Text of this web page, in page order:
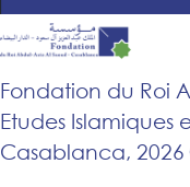
Fondation du Roi
Etudes Islamiques
Casablanca,